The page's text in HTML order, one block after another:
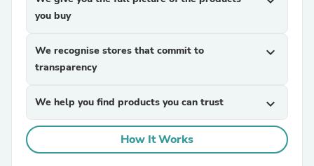
you buy
We recognise stores that commit to
transparency
expand_more
We help you find products you can trust expand_more
How It Works